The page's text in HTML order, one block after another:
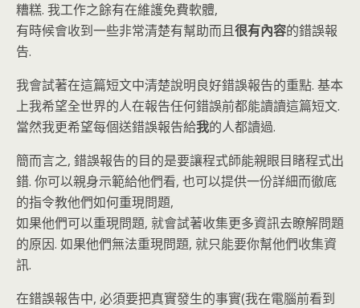
糟糕. 我工作之餘有在維護免費軟體,
有時候會收到一些非常清楚有幫助而且很有內容的錯誤報
告.
我會試著在這篇短文中清楚說明良好錯誤報告的重點. 基本
上我希望全世界的人在報告任何錯誤前都能讀讀這篇短文.
當然我更希望每個送錯誤報告給我的人都讀過.
簡而言之, 錯誤報告的目的是要讓程式師能親眼目睹程式出
錯. 你可以親身示範給他們看, 也可以提供一份詳細而徹底
的指令教他們如何重現問題,
如果他們可以重現問題, 就會試著收集更多資訊去瞭解問題
的原因. 如果他們無法重現問題, 就只能要你幫他們收集資
訊.
在錯誤報告中, 必須要把真實發生的事實(我在電腦前看到